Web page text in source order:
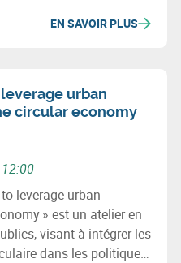
sa plateforme
EN SAVOIR PLUS
urban
circular economy
to leverage urban
» est un atelier en
visant à intégrer les
dans les politiques